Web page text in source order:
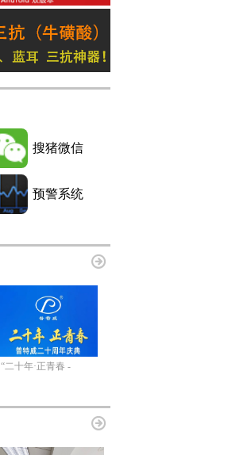
搜猪微信
预警系统
“二十年·正青春 -